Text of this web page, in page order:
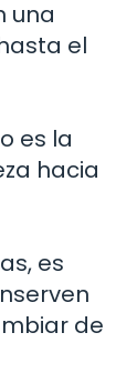
una
el
es la
hacia
es
de